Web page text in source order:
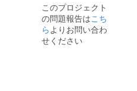
このプロジェクト
の問題報告はこち
ら よりお問い合わ
せください